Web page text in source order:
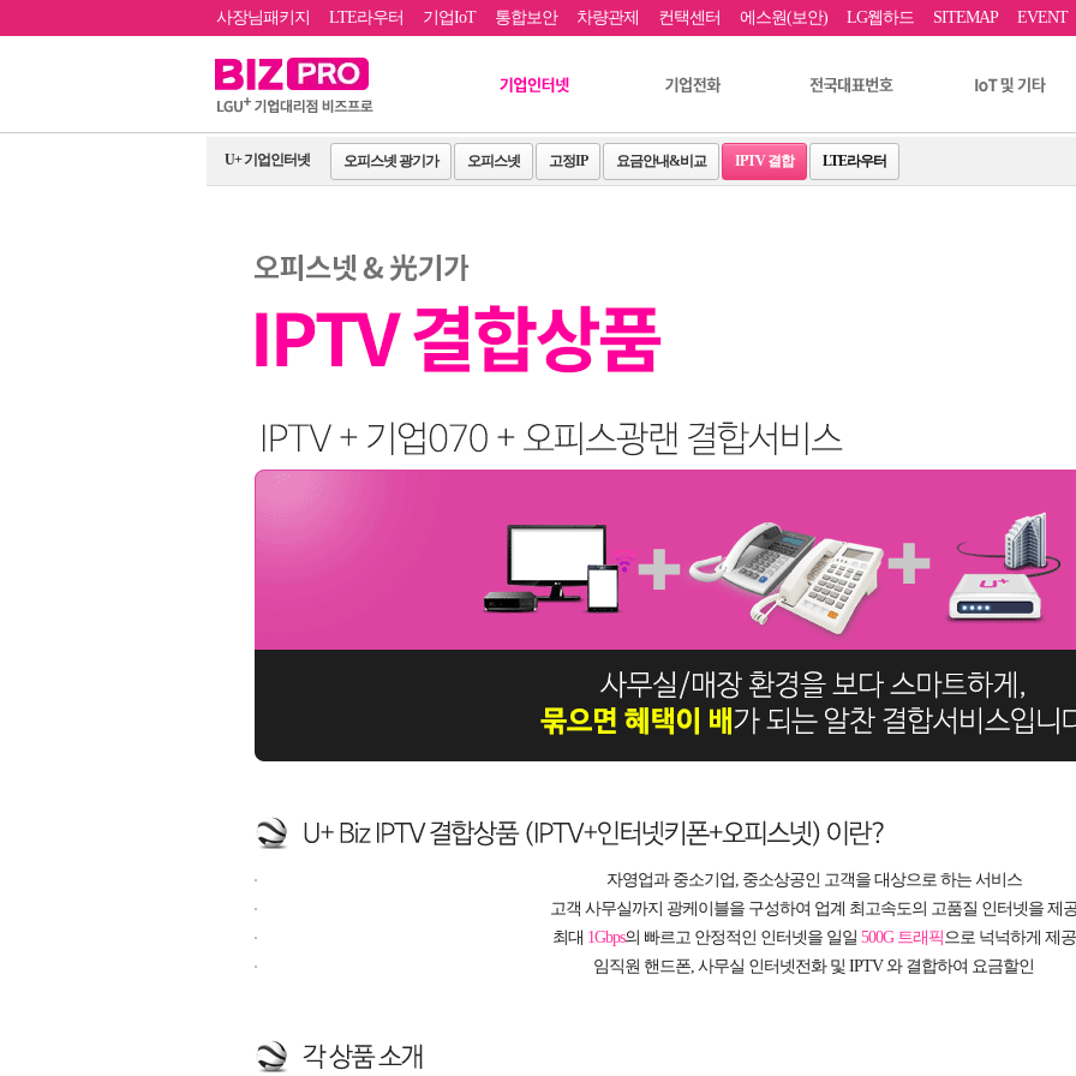
사장님패키지 LTE라우터 기업IoT 통합보안 차량관제 컨택센터 에스원(보안) LG웹하드 SITEMAP EVENT
U+ 기업인터넷 오피스넷 광기가 오피스넷 고정IP 요금안내&비교 IPTV 결합 LTE라우터
자영업과 중소기업, 중소상공인 고객을 대상으로 하는 서비스
고객 사무실까지 광케이블을 구성하여 업계 최고속도의 고품질 인터넷을 제
최대 1Gbps의 빠르고 안정적인 인터넷을 일일 500G 트래픽 으로 넉넉하게 제공
임직원 핸드폰, 사무실 인터넷전화 및 IPTV 와 결합하여 요금할인